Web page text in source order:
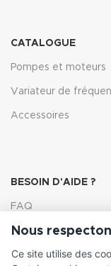
CATALOGUE
Pompes et moteurs
Variateur de
Accessoires
BESOIN D'AIDE ?
FAQ
Lexique
Comment choisir
Nous
Ce site utilise des